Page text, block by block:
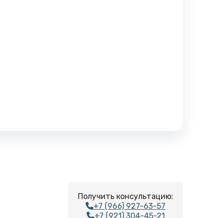
Получить консультацию:
+7 (966) 927-63-57
+7 (921) 304-45-21